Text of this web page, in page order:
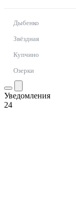
Дыбенко
Звёздная
Купчино
Озерки
Уведомления
24